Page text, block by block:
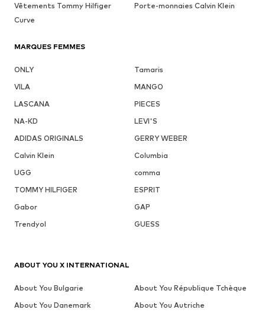
Vêtements Tommy Hilfiger
Curve
Porte-monnaies Calvin Klein
MARQUES FEMMES
ONLY
Tamaris
VILA
MANGO
LASCANA
PIECES
NA-KD
LEVI'S
ADIDAS ORIGINALS
GERRY WEBER
Calvin Klein
Columbia
UGG
comma
TOMMY HILFIGER
ESPRIT
Gabor
GAP
Trendyol
GUESS
ABOUT YOU X INTERNATIONAL
About You Bulgarie
About You République Tchèque
About You Danemark
About You Autriche